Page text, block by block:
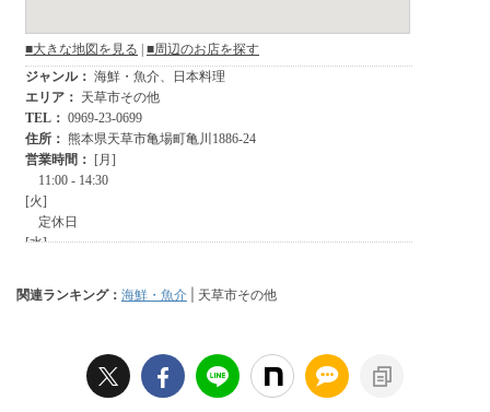
関連ランキング： 海鮮・魚介 | 天草市その他